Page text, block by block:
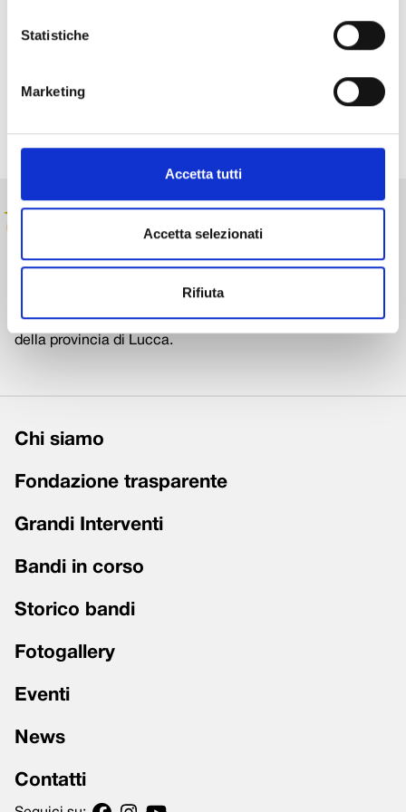
Statistiche
Marketing
Accetta tutti
Accetta selezionati
Rifiuta
Condividi su:
Realizza, sostiene e dà vita a progetti strategici volti allo
sviluppo e alla crescita sociale, culturale ed economica
della provincia di Lucca.
Chi siamo
Fondazione trasparente
Grandi Interventi
Bandi in corso
Storico bandi
Fotogallery
Eventi
News
Contatti